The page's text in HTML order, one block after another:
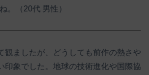
。（20代 男性）
観ましたが、どうしても前作の熱さや
印象でした。地球の技術進化や国際協